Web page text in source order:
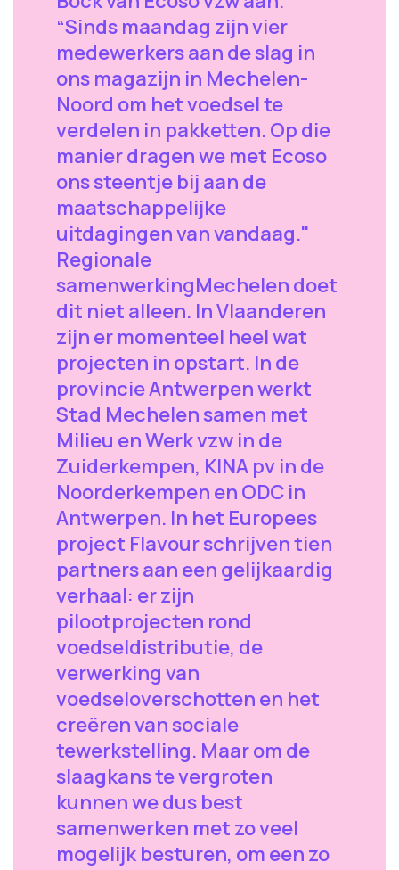
“Sinds maandag zijn vier
medewerkers aan de slag in
ons magazijn in Mechelen-
Noord om het voedsel te
verdelen in pakketten. Op die
manier dragen we met Ecoso
ons steentje bij aan de
maatschappelijke
uitdagingen van vandaag."
Regionale
samenwerkingMechelen doet
dit niet alleen. In Vlaanderen
zijn er momenteel heel wat
projecten in opstart. In de
provincie Antwerpen werkt
Stad Mechelen samen met
Milieu en Werk vzw in de
Zuiderkempen, KINA pv in de
Noorderkempen en ODC in
Antwerpen. In het Europees
project Flavour schrijven tien
partners aan een gelijkaardig
verhaal: er zijn
pilootprojecten rond
voedseldistributie, de
verwerking van
voedseloverschotten en het
creëren van sociale
tewerkstelling. Maar om de
slaagkans te vergroten
kunnen we dus best
samenwerken met zo veel
mogelijk besturen, om een zo